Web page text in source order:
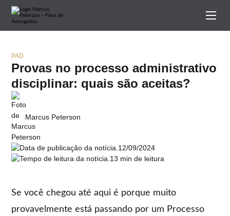
PAD
Provas no processo administrativo
disciplinar: quais são aceitas?
Marcus Peterson
12/09/2024
13 min de leitura
Se você chegou até aqui é porque muito
provavelmente está passando por um Processo